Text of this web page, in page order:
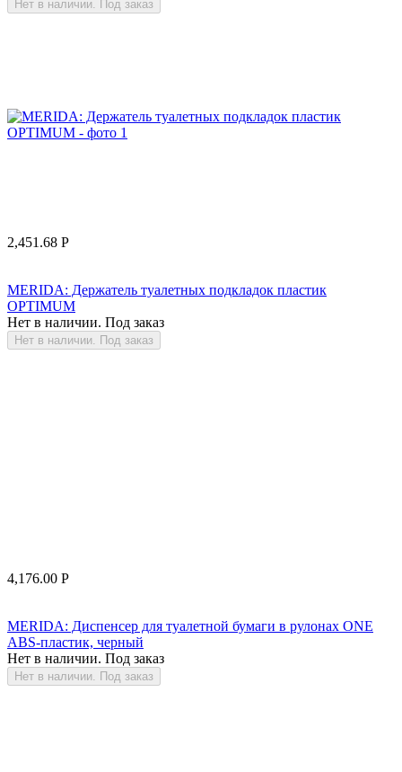
Нет в наличии. Под заказ
2,451.68 Р
MERIDA: Держатель туалетных подкладок пластик
OPTIMUM
Нет в наличии. Под заказ
Нет в наличии. Под заказ
4,176.00 Р
MERIDA: Диспенсер для туалетной бумаги в рулонах ONE
ABS-пластик, черный
Нет в наличии. Под заказ
Нет в наличии. Под заказ